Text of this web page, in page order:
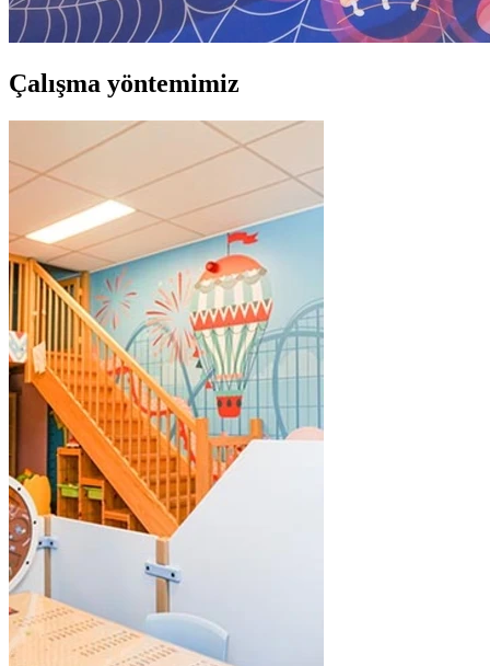
Çalışma yöntemimiz